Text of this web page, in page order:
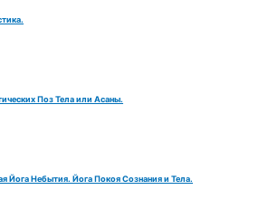
Поз Тела или Асаны.
Йога Небытия. Йога Покоя Сознания и Тела.